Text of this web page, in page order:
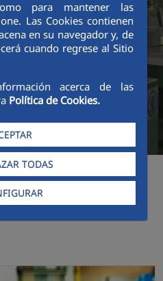
para mantener las
Las Cookies contienen
en su navegador y, de
cuando regrese al Sitio
acerca de las
Política de Cookies.
TODAS
Espacios y
Actividad